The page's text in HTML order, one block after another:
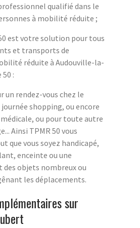
qualifié dans le
à mobilité réduite ;
est votre solution pour tous
et transports de
réduite à Audouville-la-
:
un rendez-vous chez le
shopping, ou encore
ou pour toute autre
Ainsi TPMR 50 vous
que vous soyez handicapé,
enceinte ou une
des objets nombreux ou
les déplacements.
sur